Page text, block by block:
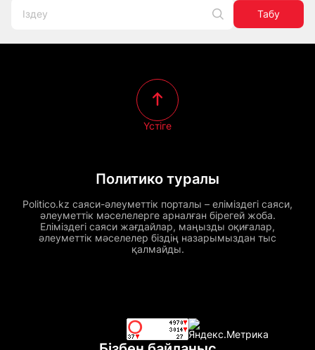
Табу
Политико туралы
Politico.kz саяси-әлеуметтік порталы – еліміздегі саяси,
әлеуметтік мәселелерге арналған бірегей жоба.
Еліміздегі саяси жағдайлар, маңызды оқиғалар,
әлеуметтік мәселелер біздің назарымыздан тыс
қалмайды.
Үстіге